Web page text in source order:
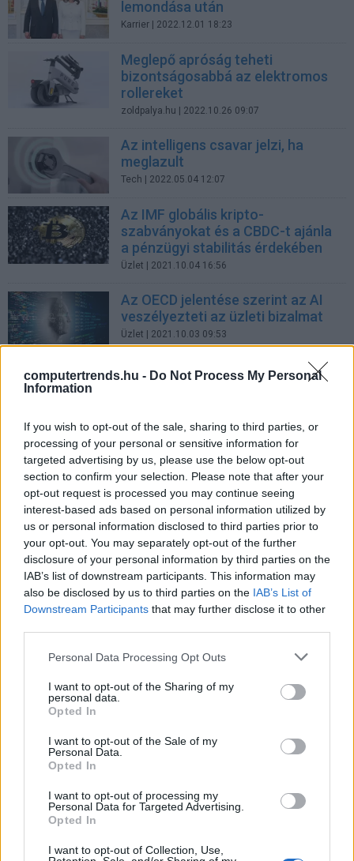
computertrends.hu - Do Not Process My Personal
Information
If you wish to opt-out of the sale, sharing to third parties, or
processing of your personal or sensitive information for
targeted advertising by us, please use the below opt-out
section to confirm your selection. Please note that after your
opt-out request is processed you may continue seeing
interest-based ads based on personal information utilized by
us or personal information disclosed to third parties prior to
your opt-out. You may separately opt-out of the further
disclosure of your personal information by third parties on the
IAB’s list of downstream participants. This information may
also be disclosed by us to third parties on the IAB’s List of
Downstream Participants that may further disclose it to other
Please note that this website/app uses one or more Google
not limited to your visit or usage behaviour. You may click to
grant or deny consent to Google and its third-party tags to
use your data for below specified purposes in below Google
consent section.
Personal Data Processing Opt Outs
I want to opt-out of the Sharing of my
personal data.
Opted In
I want to opt-out of the Sale of my
Personal Data.
Opted In
I want to opt-out of processing my
Personal Data for Targeted Advertising.
Opted In
I want to opt-out of Collection, Use,
lemondása után
Karrier | 2022.12.01 18:23
Meglepő apróság teheti
bizontságosabbá az elektromos
rollereket
zoldpalya.hu | 2022.10.26 09:07
Az intelligens csavar jelzi, ha
meglazult
Tech | 2022.05.04 12:07
Az IMF globális kripto-
szabványokat és a CBDC-t ajánla
a pénzügyi stabilitás érdekében
Üzlet | 2021.10.04 16:56
Az OECD jelentése szerint az AI
veszélyezteti az üzleti bizalmat
Üzlet | 2021.10.03 09:53
Forró és hideg témák az
Tisztára söpörjük terveink
padlását a járvány után
Üzlet| 2021.04.03 08:56
A fogyasztók továbbra is
aggódnak a „challenger” bankok
stabilitása miatt
Céginfo| 2020.04.29 11:18
Az elektronikus
kártyaszolgáltatások
Üzlet| 2020.02.24 13:42
Rugalmas munkavégzés, stabilitás
Linux rendszer adja meg a választ